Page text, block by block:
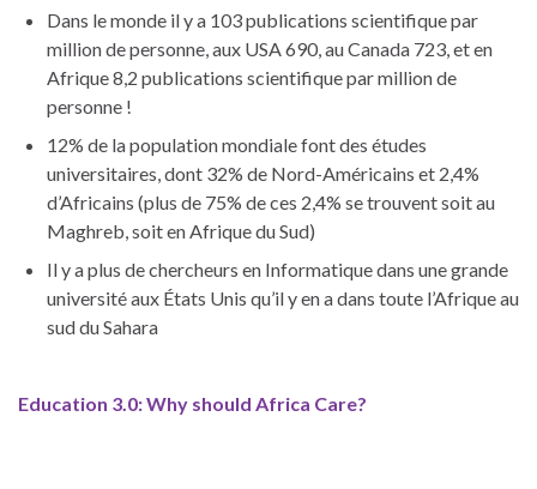
Dans le monde il y a 103 publications scientifique par
million de personne, aux USA 690, au Canada 723, et en
Afrique 8,2 publications scientifique par million de
personne !
12% de la population mondiale font des études
universitaires, dont 32% de Nord-Américains et 2,4%
d’Africains (plus de 75% de ces 2,4% se trouvent soit au
Maghreb, soit en Afrique du Sud)
Il y a plus de chercheurs en Informatique dans une grande
université aux États Unis qu’il y en a dans toute l’Afrique au
sud du Sahara
Education 3.0: Why should Africa Care?